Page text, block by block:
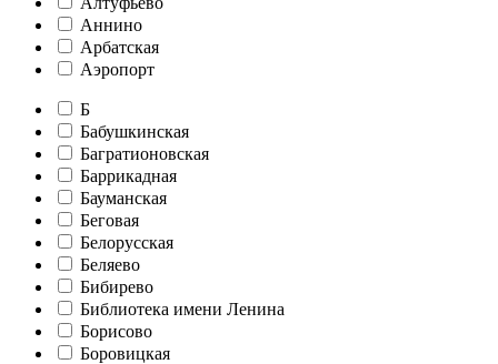
Аннино
Арбатская
Аэропорт
Б
Бабушкинская
Багратионовская
Баррикадная
Бауманская
Беговая
Белорусская
Беляево
Бибирево
Библиотека имени Ленина
Борисово
Боровицкая